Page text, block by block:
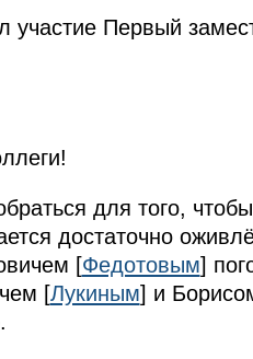
участие Первый
для того,
достаточно
[Федотовым]
[Лукиным] и